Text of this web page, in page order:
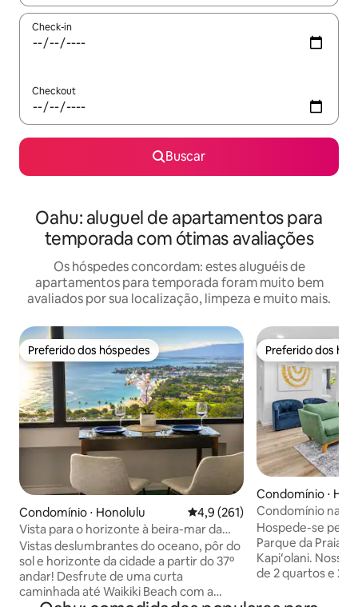
Check-in
Checkout
Buscar
Oahu: aluguel de apartamentos para
temporada com ótimas avaliações
Os hóspedes concordam: estes aluguéis de
apartamentos para temporada foram muito bem
avaliados por sua localização, limpeza e muito mais.
Preferido dos hóspedes
Preferido dos hóspedes
Condomínio ⋅ Honolulu 4,9 de uma avaliação média de
4,9 (261)
Vista para o horizonte à beira-mar da
cama!/Estacionamento gratuito
Vistas deslumbrantes do oceano, pôr do
sol e horizonte da cidade a partir do 37º
andar! Desfrute de uma curta
caminhada até Waikiki Beach com a
Preferido dos
Preferido dos
Condomínio ⋅
Condomínio na
relaxar
Hospede-se
Parque da Praia
Kapiʻolani.
de 2 quartos e 2
gratuito. Os